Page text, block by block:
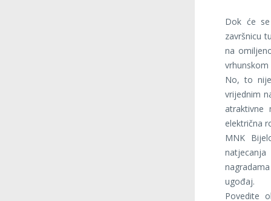
Dok će
završnicu
na
No, to
vrijednim
električna
MNK
ugođaj.
Povedite